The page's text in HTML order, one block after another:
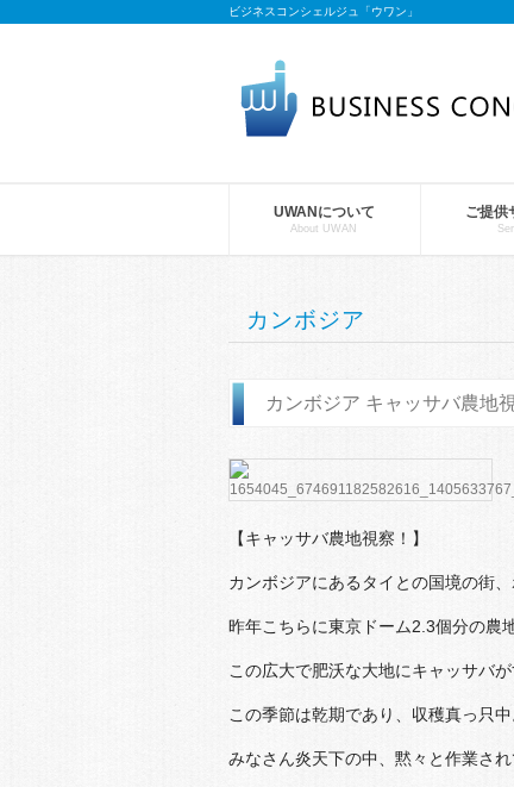
ビジネスコンシェルジュ「ウワン」
UWANについて
About UWAN
ご提供
カンボジア
カンボジア キャッサバ農地
【キャッサバ農地視察！】
カンボジアにあるタイとの国境の街
昨年こちらに東京ドーム2.3個分の農
この広大で肥沃な大地にキャッサバ
この季節は乾期であり、収穫真っ只中
みなさん炎天下の中、黙々と作業され